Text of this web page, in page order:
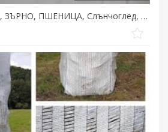
БИГ БЕГ-за СЕМЕНА, ЗЪРНО, ПШЕНИЦА, Слънчоглед, Нахут, ПЕЛЕТИ-цени от 5, 80лв...